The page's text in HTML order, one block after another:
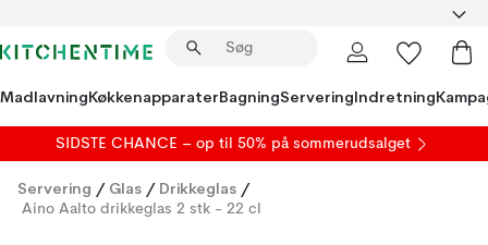
MadlavningKøkkenapparaterBagningServeringIndretning
SIDSTE CHANCE – op til 50% på sommerudsalget
Servering / Glas / Drikkeglas /
Aino Aalto drikkeglas 2 stk - 22 cl